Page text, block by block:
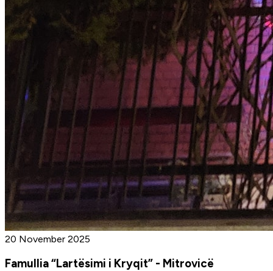
20 November 2025
Famullia “Lartësimi i Kryqit” - Mitrovicë